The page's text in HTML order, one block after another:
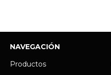
NAVEGACIÓN
Productos